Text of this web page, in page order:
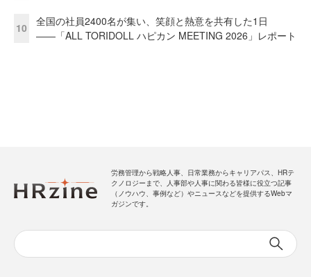
10
全国の社員2400名が集い、笑顔と熱意を共有した1日
――「ALL TORIDOLL ハピカン MEETING 2026」レポート
労務管理から戦略人事、日常業務からキャリアパス、HRテ
クノロジーまで、人事部や人事に関わる皆様に役立つ記事
（ノウハウ、事例など）やニュースなどを提供するWebマ
ガジンです。